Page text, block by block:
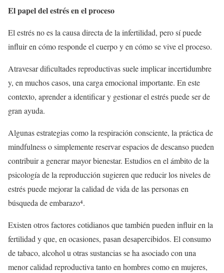
El papel del estrés en el proceso
El estrés no es la causa directa de la infertilidad, pero sí puede
influir en cómo responde el cuerpo y en cómo se vive el proceso.
Atravesar dificultades reproductivas suele implicar incertidumbre
y, en muchos casos, una carga emocional importante. En este
contexto, aprender a identificar y gestionar el estrés puede ser de
gran ayuda.
Algunas estrategias como la respiración consciente, la práctica de
mindfulness o simplemente reservar espacios de descanso pueden
contribuir a generar mayor bienestar. Estudios en el ámbito de la
psicología de la reproducción sugieren que reducir los niveles de
estrés puede mejorar la calidad de vida de las personas en
búsqueda de embarazo⁴.
Existen otros factores cotidianos que también pueden influir en la
fertilidad y que, en ocasiones, pasan desapercibidos. El consumo
de tabaco, alcohol u otras sustancias se ha asociado con una
menor calidad reproductiva tanto en hombres como en mujeres,